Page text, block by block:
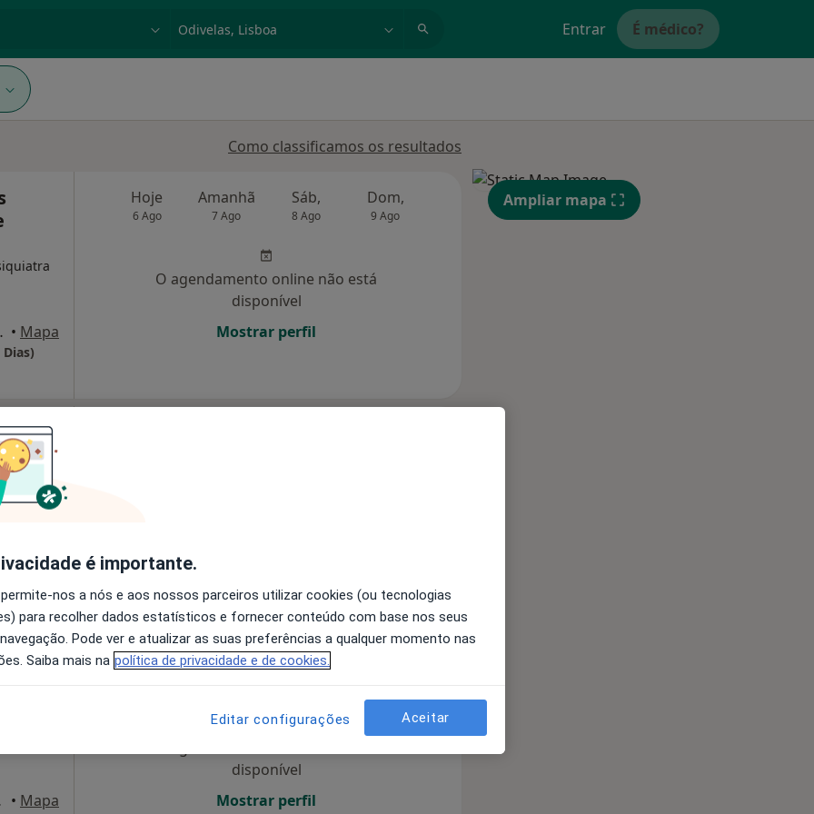
Entrar É médico?
Como classificamos os resultados
Lisboa • Mapa
Hoje
6 Ago
Amanhã
7 Ago
Sáb,
8 Ago
Dom,
9 Ago
Segunda-feira Ter, Qua
12 Ago
O agendamento online não está
disponível
Mostrar perfil
• Mapa
Hoje Amanhã Sáb,
disponível
Mostrar perfil
Ampliar mapa
é importante.
nos a nós e aos nossos parceiros utilizar cookies (ou tecnologias
para recolher dados estatísticos e fornecer conteúdo com base nos seus
Pode ver e atualizar as suas preferências a qualquer momento nas
Saiba mais na política de privacidade e de cookies.
Editar configurações Aceitar